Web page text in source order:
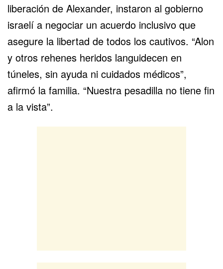
liberación de Alexander, instaron al gobierno
israelí a negociar un acuerdo inclusivo que
asegure la libertad de todos los cautivos. “Alon
y otros rehenes heridos languidecen en
túneles, sin ayuda ni cuidados médicos”,
afirmó la familia. “Nuestra pesadilla no tiene fin
a la vista”.